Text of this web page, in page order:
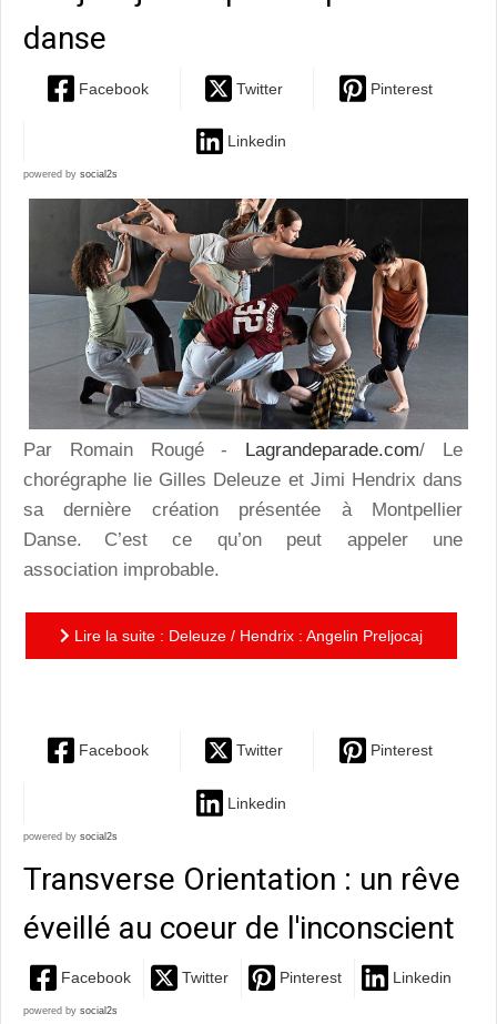
danse
Facebook Twitter Pinterest
Linkedin
powered by social2s
Par Romain Rougé - Lagrandeparade.com/ Le
chorégraphe lie Gilles Deleuze et Jimi Hendrix dans
sa dernière création présentée à Montpellier
Danse. C’est ce qu’on peut appeler une
association improbable.
Lire la suite : Deleuze / Hendrix : Angelin Preljocaj
Facebook Twitter Pinterest
Linkedin
powered by social2s
Transverse Orientation : un rêve
éveillé au coeur de l'inconscient
Facebook Twitter Pinterest Linkedin
powered by social2s